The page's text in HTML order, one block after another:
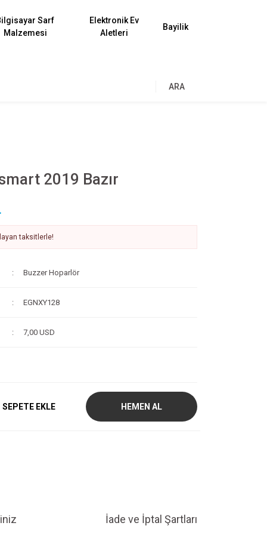
Sarf
Malzemesi
Elektronik Ev
Aletleri
Bayilik
ARA
2019 Bazır
taksitlerle!
Buzzer Hoparlör
EGNXY128
7,00 USD
SEPETE EKLE HEMEN AL
İade ve İptal Şartları